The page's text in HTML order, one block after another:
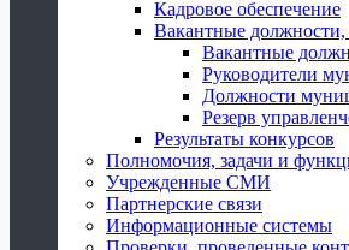
Кадровое обеспечение
Вакантные должности,
Вакантные
Руководители
Должности
Резерв
Результаты конкурсов
Полномочия, задачи и
Учрежденные СМИ
Партнерские связи
Информационные системы